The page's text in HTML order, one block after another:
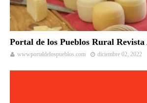
Portal de los Pueblos Rural Revista
wwwportaldelospueblos.com diciembre 02, 2022